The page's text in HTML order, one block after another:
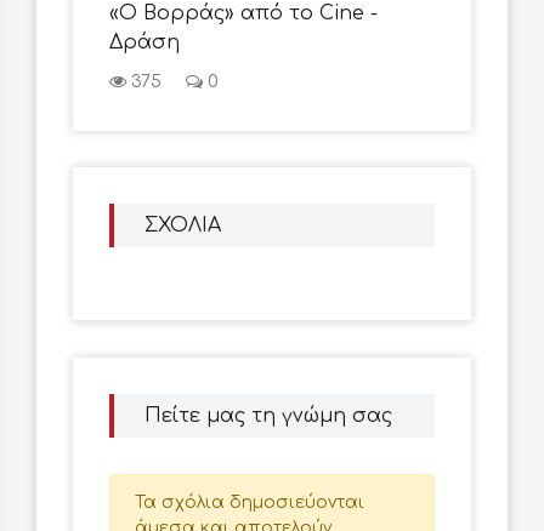
«Ο Βορράς» από το Cine -
Δράση
375 0
ΣΧΟΛΙΑ
Πείτε μας τη γνώμη σας
Τα σχόλια δημοσιεύονται